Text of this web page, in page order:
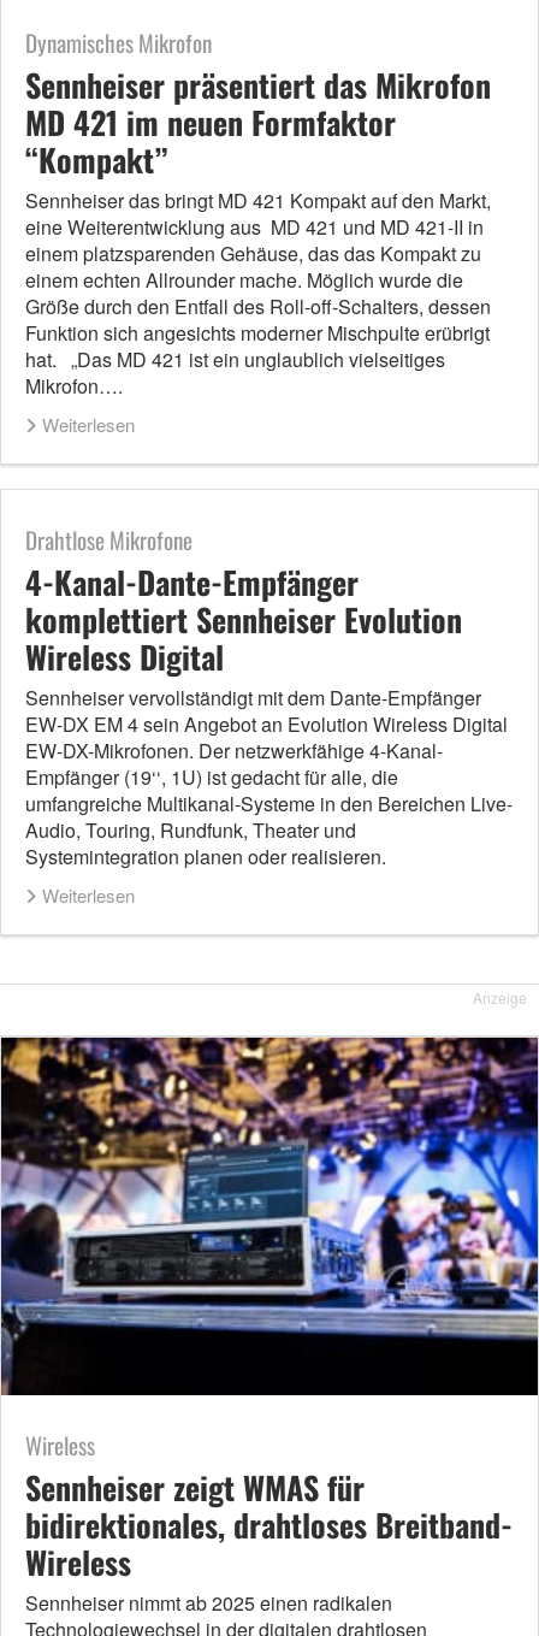
Dynamisches Mikrofon
Sennheiser präsentiert das Mikrofon
MD 421 im neuen Formfaktor
“Kompakt”
Sennheiser das bringt MD 421 Kompakt auf den Markt,
eine Weiterentwicklung aus MD 421 und MD 421-II in
einem platzsparenden Gehäuse, das das Kompakt zu
einem echten Allrounder mache. Möglich wurde die
Größe durch den Entfall des Roll-off-Schalters, dessen
Funktion sich angesichts moderner Mischpulte erübrigt
hat. „Das MD 421 ist ein unglaublich vielseitiges
Mikrofon….
Weiterlesen
Drahtlose Mikrofone
4-Kanal-Dante-Empfänger
komplettiert Sennheiser Evolution
Wireless Digital
Sennheiser vervollständigt mit dem Dante-Empfänger
EW-DX EM 4 sein Angebot an Evolution Wireless Digital
EW-DX-Mikrofonen. Der netzwerkfähige 4-Kanal-
Empfänger (19‘‘, 1U) ist gedacht für alle, die
umfangreiche Multikanal-Systeme in den Bereichen Live-
Audio, Touring, Rundfunk, Theater und
Systemintegration planen oder realisieren.
Weiterlesen
Anzeige
Wireless
Sennheiser zeigt WMAS für
bidirektionales, drahtloses Breitband-
Wireless
Sennheiser nimmt ab 2025 einen radikalen
Technologiewechsel in der digitalen drahtlosen